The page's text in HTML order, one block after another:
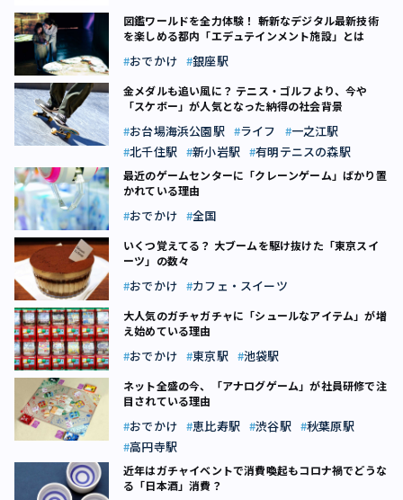
図鑑ワールドを全力体験！ 斬新なデジタル最新技術
を楽しめる都内「エデュテインメント施設」とは
おでかけ 銀座駅
金メダルも追い風に？ テニス・ゴルフより、今や
「スケボー」が人気となった納得の社会背景
お台場海浜公園駅 ライフ
一之江駅
北千住駅
新小岩駅 有明テニスの森駅
最近のゲームセンターに「クレーンゲーム」ばかり置
かれている理由
おでかけ 全国
いくつ覚えてる？ 大ブームを駆け抜けた「東京スイ
ーツ」の数々
おでかけ カフェ・スイーツ
大人気のガチャガチャに「シュールなアイテム」が増
え始めている理由
おでかけ 東京駅 池袋駅
ネット全盛の今、「アナログゲーム」が社員研修で注
目されている理由
おでかけ 恵比寿駅 渋谷駅
秋葉原駅
高円寺駅
近年はガチャイベントで消費喚起も――コロナ禍でどうな
る「日本酒」消費？